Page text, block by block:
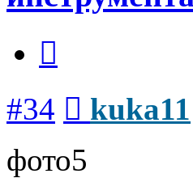
#34 kuka11
фото5